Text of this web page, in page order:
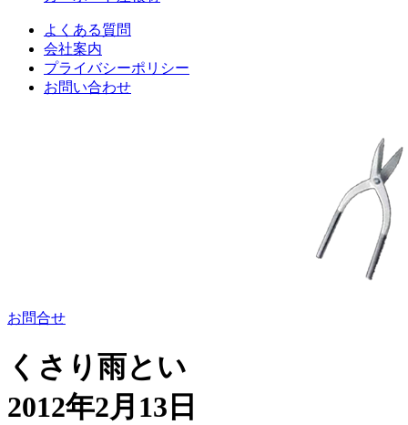
よくある質問
会社案内
プライバシーポリシー
お問い合わせ
お問合せ
くさり雨とい
2012年2月13日